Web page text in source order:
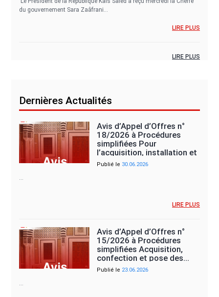
du gouvernement Sara Zaâfrani…
LIRE PLUS
LIRE PLUS
Dernières Actualités
Avis d’Appel d’Offres n°
18/2026 à Procédures
simplifiées Pour
l’acquisition, installation et
mise…
Publié le 30.06.2026
…
LIRE PLUS
Avis d’Appel d’Offres n°
15/2026 à Procédures
simplifiées Acquisition,
confection et pose des…
Publié le 23.06.2026
…